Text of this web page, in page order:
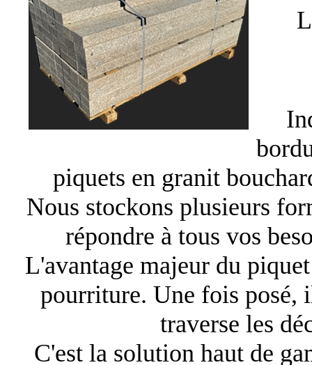
piquets en granit
Nous stockons plusieurs
répondre à tous vos
L'avantage majeur du
pourriture. Une fois posé,
traverse les
C'est la solution haut de